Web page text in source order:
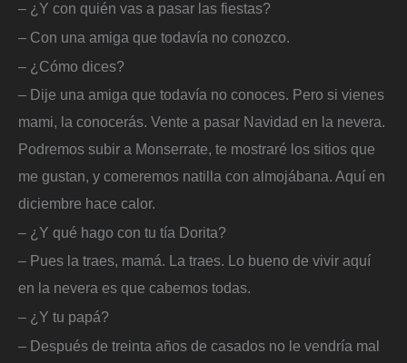
– ¿Y con quién vas a pasar las fiestas?
– Con una amiga que todavía no conozco.
– ¿Cómo dices?
– Dije una amiga que todavía no conoces. Pero si vienes
mami, la conocerás. Vente a pasar Navidad en la nevera.
Podremos subir a Monserrate, te mostraré los sitios que
me gustan, y comeremos natilla con almojábana. Aquí en
diciembre hace calor.
– ¿Y qué hago con tu tía Dorita?
– Pues la traes, mamá. La traes. Lo bueno de vivir aquí
en la nevera es que cabemos todas.
– ¿Y tu papá?
– Después de treinta años de casados no le vendría mal